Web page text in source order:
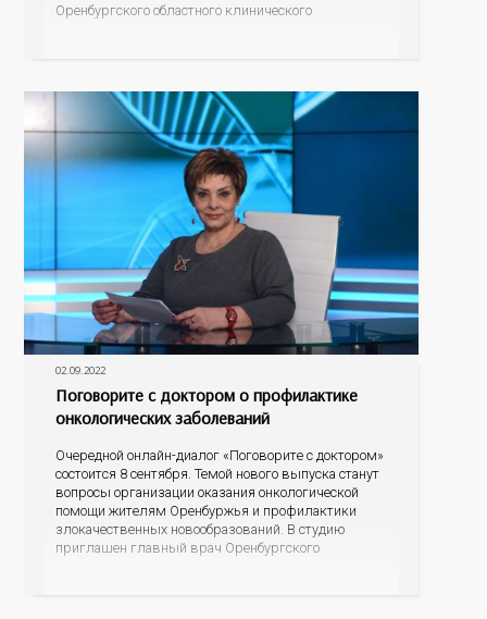
Оренбургского областного клинического
Анатольевна Подгороднева.
02.09.2022
Поговорите с доктором о профилактике
онкологических заболеваний
Очередной онлайн-диалог «Поговорите с доктором»
состоится 8 сентября. Темой нового выпуска станут
вопросы организации оказания онкологической
помощи жителям Оренбуржья и профилактики
злокачественных новообразований. В студию
приглашен главный врач Оренбургского